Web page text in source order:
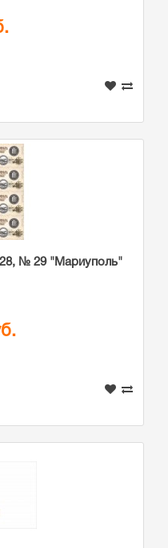
№ 29 "Мариуполь"